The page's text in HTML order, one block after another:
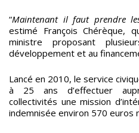
“Maintenant il faut prendre
estimé François Chérèque,
ministre proposant
développement et au
Lancé en 2010, le service
à 25 ans d’effectuer
collectivités une mission
indemnisée environ 570 euros